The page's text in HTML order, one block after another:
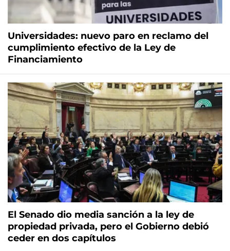
Universidades: nuevo paro en reclamo del
cumplimiento efectivo de la Ley de
Financiamiento
El Senado dio media sanción a la ley de
propiedad privada, pero el Gobierno debió
ceder en dos capítulos